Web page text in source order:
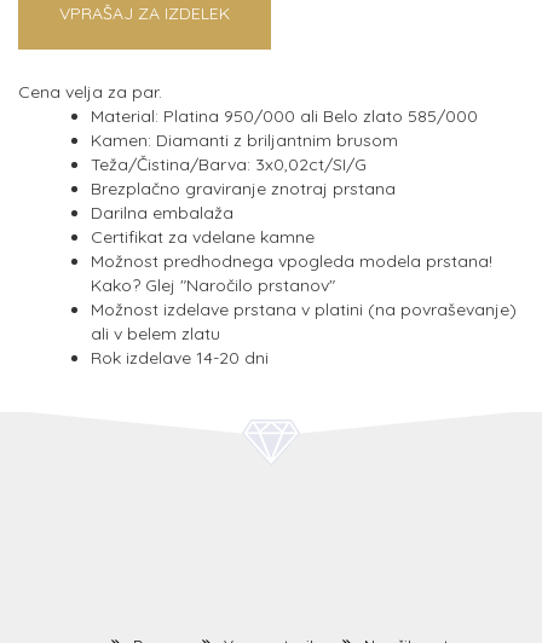
VPRAŠAJ ZA IZDELEK
Cena velja za par.
Material: Platina 950/000 ali Belo zlato 585/000
Kamen: Diamanti z briljantnim brusom
Teža/Čistina/Barva: 3x0,02ct/SI/G
Brezplačno graviranje znotraj prstana
Darilna embalaža
Certifikat za vdelane kamne
Možnost predhodnega vpogleda modela prstana!
Kako? Glej "Naročilo prstanov"
Možnost izdelave prstana v platini (na povraševanje)
ali v belem zlatu
Rok izdelave 14-20 dni